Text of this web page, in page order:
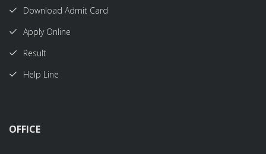
Download Admit Card
Apply Online
Result
Help Line
OFFICE